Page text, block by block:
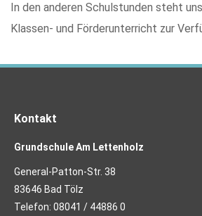
In den anderen Schulstunden steht
Klassen- und Förderunterricht zur
Kontakt
Grundschule Am Lettenholz
General-Patton-Str. 38
83646 Bad Tölz
Telefon: 08041 / 44886 0